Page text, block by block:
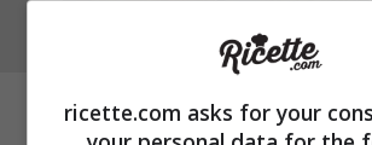
ricette.com asks for your